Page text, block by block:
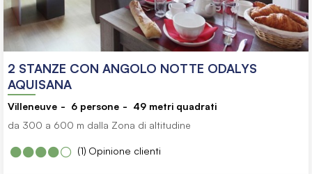
2 STANZE CON ANGOLO NOTTE ODALYS
AQUISANA
Villeneuve 6 persone 49 metri quadrati
da 300 a 600 m dalla Zona di altitudine
Opinione clienti
(1)